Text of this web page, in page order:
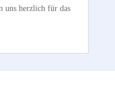
uns herzlich für das